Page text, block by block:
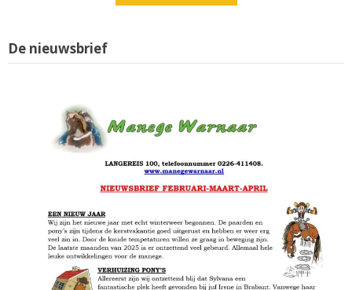
De nieuwsbrief